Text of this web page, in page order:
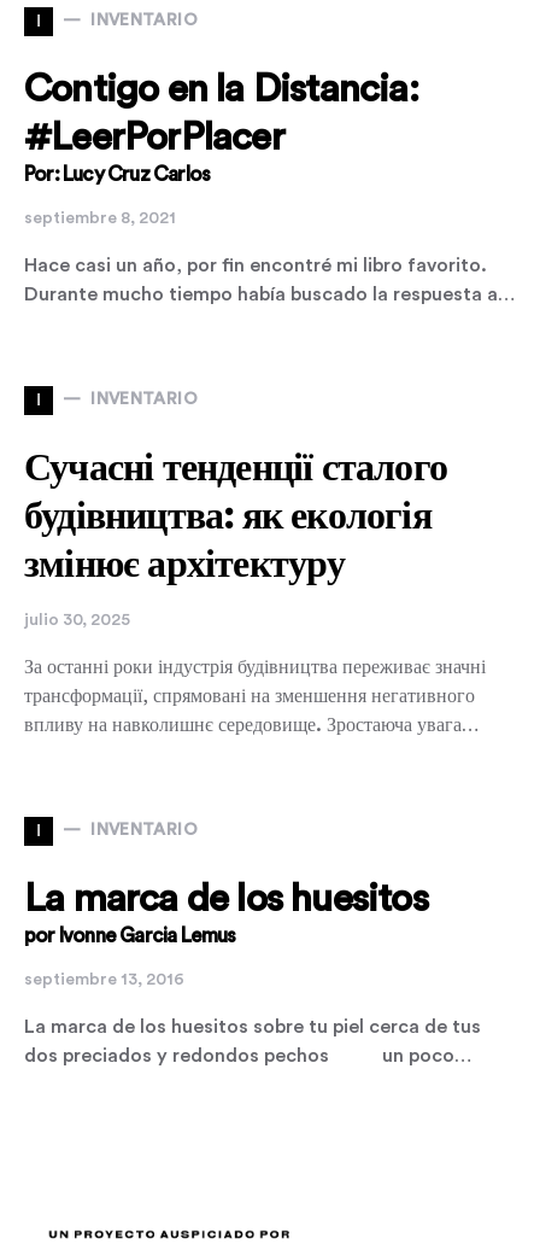
I INVENTARIO
Contigo en la Distancia:
#LeerPorPlacer
Por: Lucy Cruz Carlos
septiembre 8, 2021
Hace casi un año, por fin encontré mi libro favorito.
Durante mucho tiempo había buscado la respuesta a…
I INVENTARIO
Сучасні тенденції сталого
будівництва: як екологія
змінює архітектуру
julio 30, 2025
За останні роки індустрія будівництва переживає значні
трансформації, спрямовані на зменшення негативного
впливу на навколишнє середовище. Зростаюча увага…
I INVENTARIO
La marca de los huesitos
por Ivonne Garcia Lemus
septiembre 13, 2016
La marca de los huesitos sobre tu piel cerca de tus
dos preciados y redondos pechos un poco…